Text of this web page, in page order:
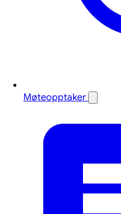
Møteopptaker